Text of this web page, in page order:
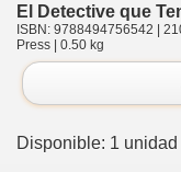
El Detective que
ISBN: 9788494756542 |
Press | 0.50 kg
Disponible: 1 unidad